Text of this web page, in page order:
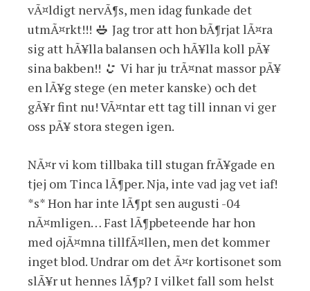
vÃ¤ldigt nervÃ¶s, men idag funkade det
utmÃ¤rkt!!!
Jag tror att hon bÃ¶rjat lÃ¤ra
sig att hÃ¥lla balansen och hÃ¥lla koll pÃ¥
sina bakben!!
Vi har ju trÃ¤nat massor pÃ¥
en lÃ¥g stege (en meter kanske) och det
gÃ¥r fint nu! VÃ¤ntar ett tag till innan vi ger
oss pÃ¥ stora stegen igen.
NÃ¤r vi kom tillbaka till stugan frÃ¥gade en
tjej om Tinca lÃ¶per. Nja, inte vad jag vet iaf!
*s* Hon har inte lÃ¶pt sen augusti -04
nÃ¤mligen… Fast lÃ¶pbeteende har hon
med ojÃ¤mna tillfÃ¤llen, men det kommer
inget blod. Undrar om det Ã¤r kortisonet som
slÃ¥r ut hennes lÃ¶p? I vilket fall som helst